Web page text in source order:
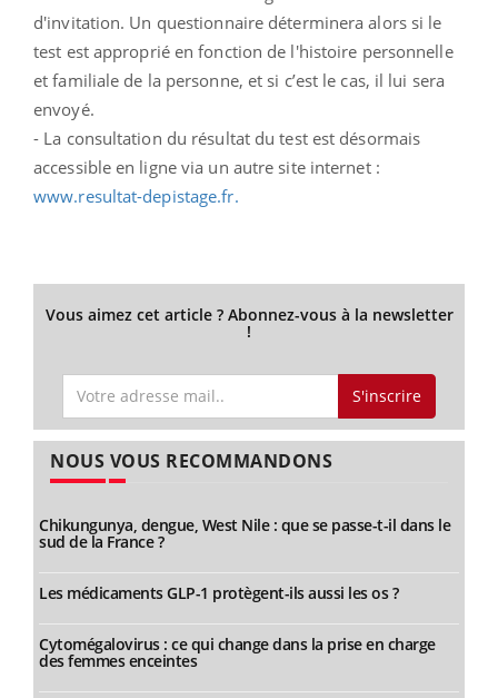
d'invitation. Un questionnaire déterminera alors si le
test est approprié en fonction de l'histoire personnelle
et familiale de la personne, et si c’est le cas, il lui sera
envoyé.
- La consultation du résultat du test est désormais
accessible en ligne via un autre site internet :
www.resultat-depistage.fr.
Vous aimez cet article ? Abonnez-vous à la newsletter
!
S'inscrire
NOUS VOUS RECOMMANDONS
Chikungunya, dengue, West Nile : que se passe-t-il dans le
sud de la France ?
Les médicaments GLP-1 protègent-ils aussi les os ?
Cytomégalovirus : ce qui change dans la prise en charge
des femmes enceintes